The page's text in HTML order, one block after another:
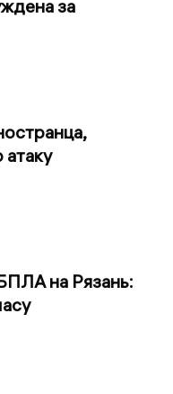
за
на Рязань: